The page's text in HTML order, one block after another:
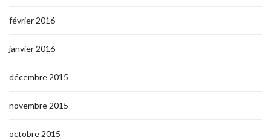
février 2016
janvier 2016
décembre 2015
novembre 2015
octobre 2015